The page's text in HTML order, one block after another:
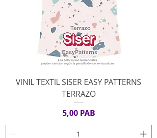
VINIL TEXTIL SISER EASY PATTERNS
TERRAZO
Precio
5,00 PAB